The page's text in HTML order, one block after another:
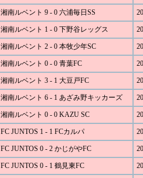
湘南ルベント 9 - 0 六浦毎日SS
湘南ルベント 1 - 0 下野谷レッグス
湘南ルベント 2 - 0 本牧少年SC
湘南ルベント 0 - 0 青葉FC
湘南ルベント 3 - 1 大豆戸FC
湘南ルベント 6 - 1 あざみ野キッカーズ
湘南ルベント 0 - 0 KAZU SC
FC JUNTOS 1 - 1 FCカルパ
FC JUNTOS 0 - 2 かじがやFC
FC JUNTOS 0 - 1 鶴見東FC